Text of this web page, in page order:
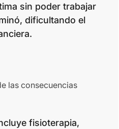
sin poder trabajar
dificultando el
las consecuencias
fisioterapia,